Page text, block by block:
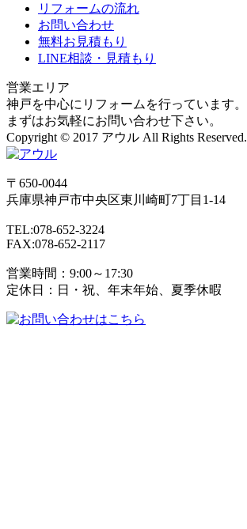
リフォームの流れ
お問い合わせ
無料お見積もり
LINE相談・見積もり
営業エリア
神戸を中心にリフォームを行っています。
まずはお気軽にお問い合わせ下さい。
Copyright © 2017 アウル All Rights Reserved.
〒650-0044
兵庫県神戸市中央区東川崎町7丁目1-14
TEL:078-652-3224
FAX:078-652-2117
営業時間：9:00～17:30
定休日：日・祝、年末年始、夏季休暇